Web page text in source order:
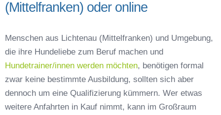
(Mittelfranken) oder online
Menschen aus Lichtenau (Mittelfranken) und Umgebung,
die ihre Hundeliebe zum Beruf machen und
Hundetrainer/innen werden möchten, benötigen formal
zwar keine bestimmte Ausbildung, sollten sich aber
dennoch um eine Qualifizierung kümmern. Wer etwas
weitere Anfahrten in Kauf nimmt, kann im Großraum